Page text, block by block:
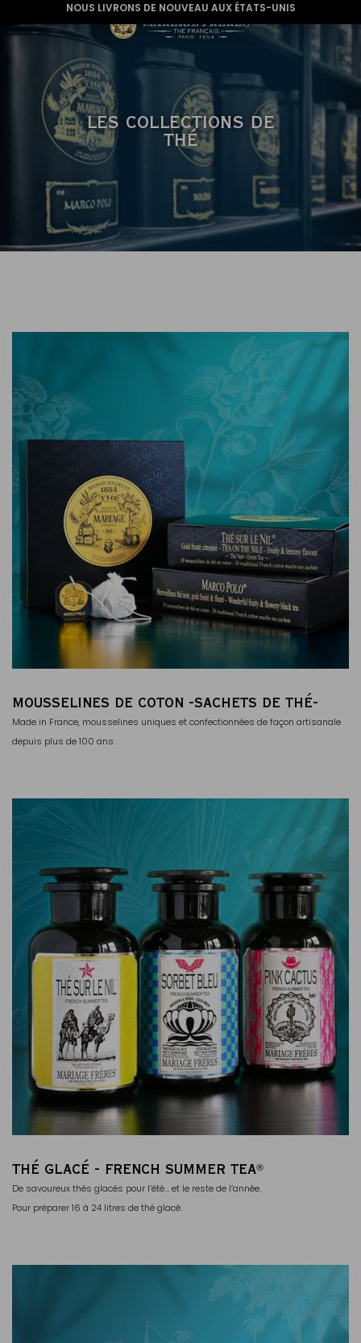
NOUS LIVRONS DE NOUVEAU AUX ÉTATS-UNIS
LES COLLECTIONS DE
THÉ
MOUSSELINES DE COTON -SACHETS DE THÉ-
Made in France, mousselines uniques et confectionnées de façon artisanale
depuis plus de 100 ans.
THÉ GLACÉ - FRENCH SUMMER TEA®
De savoureux thés glacés pour l’été… et le reste de l’année.
Pour préparer 16 à 24 litres de thé glacé.